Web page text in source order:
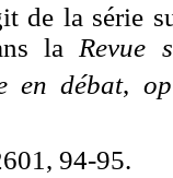
de la série
la Revue
en débat,
94-95.